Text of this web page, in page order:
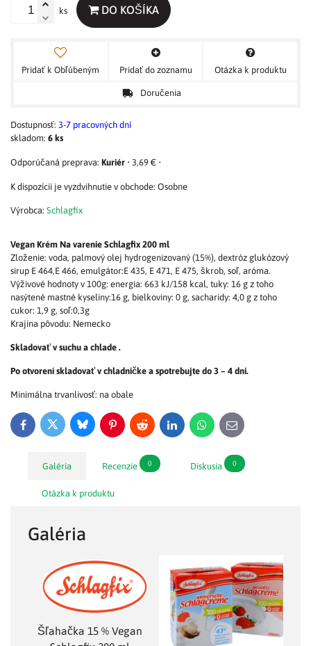
ks DO KOŠÍKA
Pridať k Obľúbeným Pridať do zoznamu Otázka k produktu
Doručenia
Dostupnosť: 3-7 pracovných dní
skladom: 6 ks
Kuriér • 3,69 € •
Osobne
Výrobca: Schlagfix
Vegan Krém Na varenie Schlagfix 200 ml
Zloženie: voda, palmový olej hydrogenizovaný (15%), dextróz glukózový
sirup E 464,E 466, emulgátor:E 435, E 471, E 475, škrob, soľ, aróma.
Výživové hodnoty v 100g: energia: 663 kJ/158 kcal, tuky: 16 g z toho
nasýtené mastné kyseliny:16 g, bielkoviny: 0 g, sacharidy: 4,0 g z toho
cukor: 1,9 g, soľ:0,3g
Krajina pôvodu: Nemecko
Skladovať v suchu a chlade .
Po otvorení skladovať v chladničke a spotrebujte do 3 – 4 dni.
Minimálna trvanlivosť: na obale
FacebookTwitter BlueskyPinterestReddit LinkedInWhatsApp
E-
mail
Galéria Recenzie 0 Diskusia 0
Otázka k produktu
Galéria
Šľahačka 15 % Vegan